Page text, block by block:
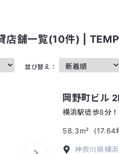
店舗一覧(10件) |
並び替え：
岡野町ビル
横浜駅徒歩8分
58.3m² (17.64
神奈川県横